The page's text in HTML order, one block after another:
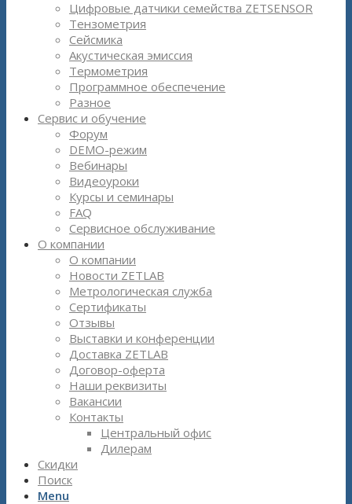
Цифровые датчики семейства ZETSENSOR
Тензометрия
Сейсмика
Акустическая эмиссия
Термометрия
Программное обеспечение
Разное
Сервис и обучение
Форум
DEMO-режим
Вебинары
Видеоуроки
Курсы и семинары
FAQ
Сервисное обслуживание
О компании
О компании
Новости ZETLAB
Метрологическая служба
Сертификаты
Отзывы
Выставки и конференции
Доставка ZETLAB
Договор-оферта
Наши реквизиты
Вакансии
Контакты
Центральный офис
Дилерам
Скидки
Поиск
Menu